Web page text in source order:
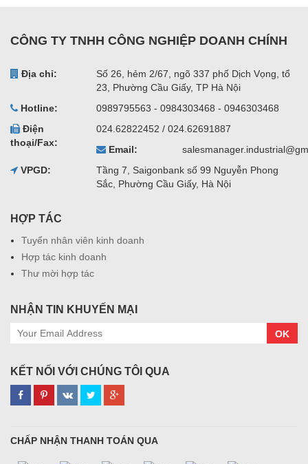
CÔNG TY TNHH CÔNG NGHIỆP DOANH CHÍNH
Địa chỉ:
Số 26, hẻm 2/67, ngõ 337 phố Dịch Vọng, tổ
23, Phường Cầu Giấy, TP Hà Nội
Hotline:
0989795563 - 0984303468 - 0946303468
Điện
thoại/Fax:
024.62822452 / 024.62691887
Email:
VPGD:
Tầng 7, Saigonbank số 99 Nguyễn Phong
Sắc, Phường Cầu Giấy, Hà Nội
HỢP TÁC
Tuyển nhân viên kinh doanh
Hợp tác kinh doanh
Thư mời hợp tác
NHẬN TIN KHUYẾN MẠI
OK
KẾT NỐI VỚI CHÚNG TÔI QUA
CHẤP NHẬN THANH TOÁN QUA